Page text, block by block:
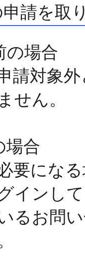
請を取
の場合
請対象
せん。
場合
要にな
インし
るお問